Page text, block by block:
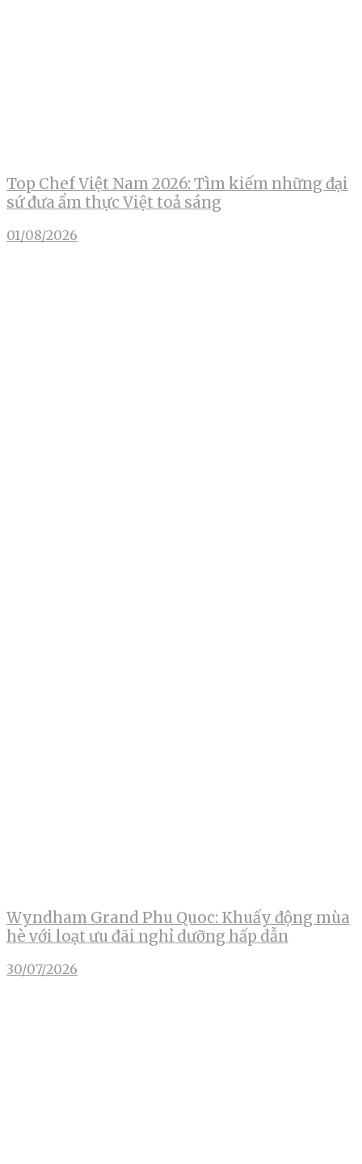
Top Chef Việt Nam 2026: Tìm kiếm những đại
sứ đưa ẩm thực Việt toả sáng
01/08/2026
Wyndham Grand Phu Quoc: Khuấy động mùa
hè với loạt ưu đãi nghỉ dưỡng hấp dẫn
30/07/2026